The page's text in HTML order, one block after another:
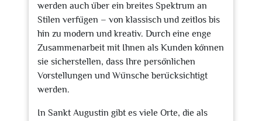
werden auch über ein breites Spektrum an
Stilen verfügen – von klassisch und zeitlos bis
hin zu modern und kreativ. Durch eine enge
Zusammenarbeit mit Ihnen als Kunden können
sie sicherstellen, dass Ihre persönlichen
Vorstellungen und Wünsche berücksichtigt
werden.
In Sankt Augustin gibt es viele Orte, die als